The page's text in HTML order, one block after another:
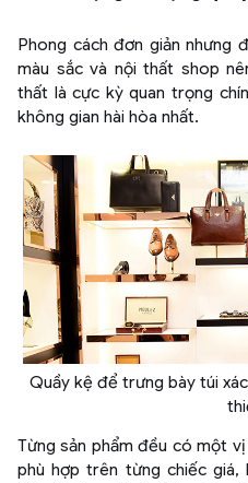
Phong cách đơn giản nhưng
màu sắc và nội thất shop
thất là cực kỳ quan trọng
không gian hài hòa nhất.
Quầy kệ để trưng bày túi
Từng sản phẩm đều có một
phù hợp trên từng chiếc giá,